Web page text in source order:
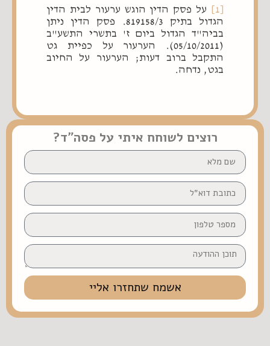
על פסק הדין הוגש ערעור לבית הדין
הגדול בתיק 819158/3. פסק הדין ניתן
בביה"ד הגדול ביום ז' בתשרי התשע"ב
(05/10/2011). הערעור על כפיית גט
התקבל ברוב דעות; הערעור על החיוב
בגט, נדחה.
רוצים לשוחח איתי על פסה״ד?
אשמח שתחזרו אליי